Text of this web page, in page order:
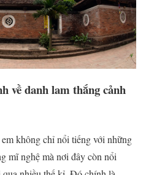
về danh lam thắng cảnh
không chỉ nổi tiếng với những
mĩ nghệ mà nơi đây còn nổi